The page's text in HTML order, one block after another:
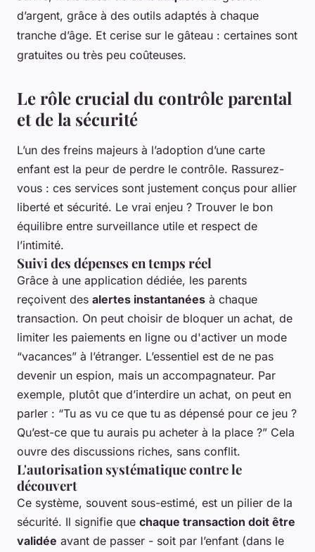
d’argent, grâce à des outils adaptés à chaque
tranche d’âge. Et cerise sur le gâteau : certaines sont
gratuites ou très peu coûteuses.
Le rôle crucial du contrôle parental
et de la sécurité
L’un des freins majeurs à l’adoption d’une carte
enfant est la peur de perdre le contrôle. Rassurez-
vous : ces services sont justement conçus pour allier
liberté et sécurité. Le vrai enjeu ? Trouver le bon
équilibre entre surveillance utile et respect de
l’intimité.
Suivi des dépenses en temps réel
Grâce à une application dédiée, les parents
reçoivent des alertes instantanées à chaque
transaction. On peut choisir de bloquer un achat, de
limiter les paiements en ligne ou d'activer un mode
“vacances” à l’étranger. L’essentiel est de ne pas
devenir un espion, mais un accompagnateur. Par
exemple, plutôt que d’interdire un achat, on peut en
parler : “Tu as vu ce que tu as dépensé pour ce jeu ?
Qu’est-ce que tu aurais pu acheter à la place ?” Cela
ouvre des discussions riches, sans conflit.
L'autorisation systématique contre le
découvert
Ce système, souvent sous-estimé, est un pilier de la
sécurité. Il signifie que chaque transaction doit être
validée avant de passer - soit par l’enfant (dans le